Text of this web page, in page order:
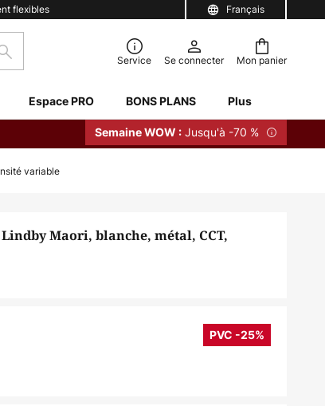
Français
flexibles
Mon panier
Rechercher Service Se connecter
Espace PRO BONS PLANS Plus
Semaine WOW : Jusqu'à -70 %
variable
Maori, blanche, métal, CCT,
PVC -25%